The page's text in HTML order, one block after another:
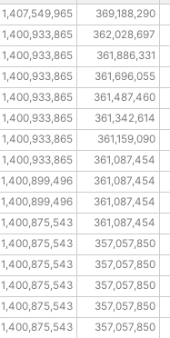
1,407,549,965 369,188,290
1,400,933,865 362,028,697
1,400,933,865 361,886,331
1,400,933,865 361,696,055
1,400,933,865 361,487,460
1,400,933,865 361,342,614
1,400,933,865 361,159,090
1,400,933,865 361,087,454
1,400,899,496 361,087,454
1,400,899,496 361,087,454
1,400,875,543 361,087,454
1,400,875,543 357,057,850
1,400,875,543 357,057,850
1,400,875,543 357,057,850
1,400,875,543 357,057,850
1,400,875,543 357,057,850